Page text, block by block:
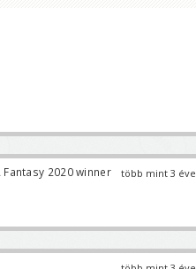
több mint 3 éve
2020 winner